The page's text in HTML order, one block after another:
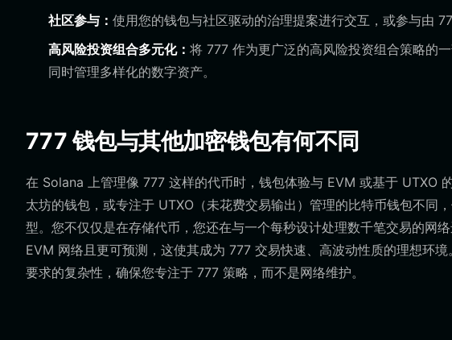
社区参与： 使用您的钱包与社区驱动的治理提案进行交互，或参与由
高风险投资组合多元化： 将 777 作为更广泛的高风险投资组合策略的
同时管理多样化的数字资产。
777 钱包与其他加密钱包有何不同
在 Solana 上管理像 777 这样的代币时，钱包体验与 EVM 或基于 UTXO
太坊的钱包，或专注于 UTXO（未花费交易输出）管理的比特币钱包不同
型。您不仅仅是在存储代币，您还在与一个每秒设计处理数千笔交易的网
EVM 网络且更可预测，这使其成为 777 交易快速、高波动性质的理想环
要求的复杂性，确保您专注于 777 策略，而不是网络维护。